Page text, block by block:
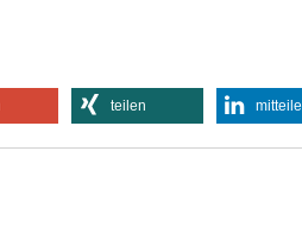
teilen